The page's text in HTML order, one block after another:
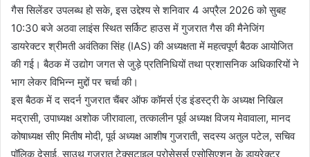
गैस सिलेंडर उपलब्ध हो सके, इस उद्देश्य से शनिवार 4 अप्रैल 2026 को सुबह
10:30 बजे अठवा लाइंस स्थित सर्किट हाउस में गुजरात गैस की मैनेजिंग
डायरेक्टर श्रीमती अवंतिका सिंह (IAS) की अध्यक्षता में महत्वपूर्ण बैठक आयोजित
की गई। बैठक में उद्योग जगत से जुड़े प्रतिनिधियों तथा प्रशासनिक अधिकारियों ने
भाग लेकर विभिन्न मुद्दों पर चर्चा की।
इस बैठक में द सदर्न गुजरात चैंबर ऑफ कॉमर्स एंड इंडस्ट्री के अध्यक्ष निखिल
मद्रासी, उपाध्यक्ष अशोक जीरावाला, तत्कालीन पूर्व अध्यक्ष विजय मेवावाला, मानद
कोषाध्यक्ष सीए मितीष मोदी, पूर्व अध्यक्ष आशीष गुजराती, सदस्य अतुल पटेल, सचिव
पॉलिक देसाई, साउथ गुजरात टेक्सटाइल प्रोसेसर्स एसोसिएशन के डायरेक्टर